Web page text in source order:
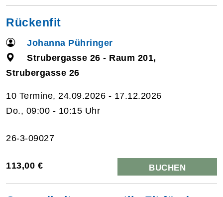
Rückenfit
Johanna Pühringer
Strubergasse 26 - Raum 201,
Strubergasse 26
10 Termine, 24.09.2026 - 17.12.2026
Do., 09:00 - 10:15 Uhr
26-3-09027
113,00 € BUCHEN